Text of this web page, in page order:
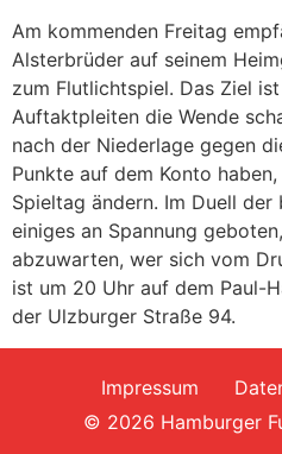
Am kommenden Freitag
Alsterbrüder auf seinem
zum Flutlichtspiel. Das Ziel
Auftaktpleiten die Wende
nach der Niederlage gegen
Punkte auf dem Konto
Spieltag ändern. Im Duell
einiges an Spannung
abzuwarten, wer sich vom
ist um 20 Uhr auf dem Paul-
der Ulzburger Straße 94.
Impressum
© 2026 Hamburger